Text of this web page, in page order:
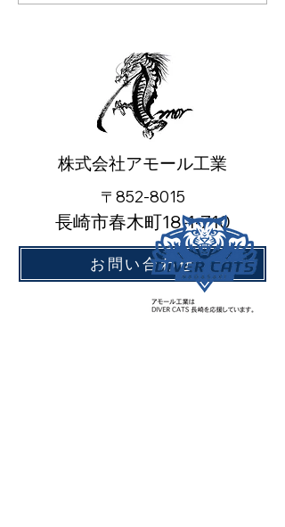
株式会社アモール工業
〒852-8015
長崎市春木町18-1-710
お問い合わせ